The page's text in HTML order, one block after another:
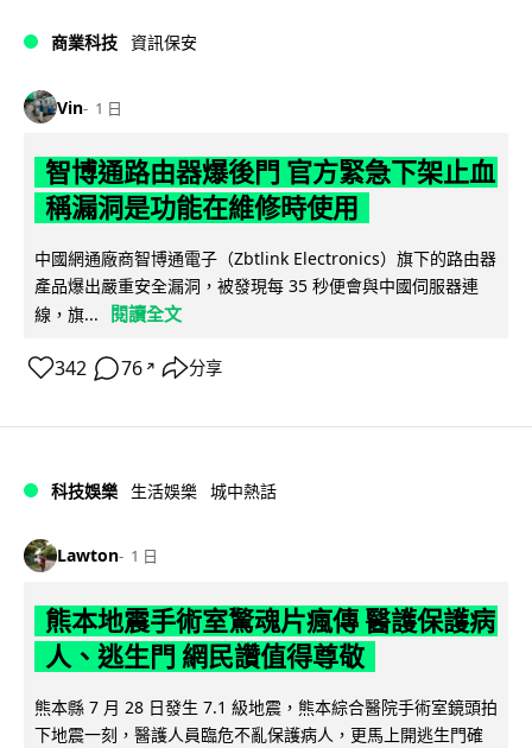
商業科技 資訊保安
Vin 1 日
智博通路由器爆後門 官方緊急下架止血
稱漏洞是功能在維修時使用
中國網通廠商智博通電子（Zbtlink Electronics）旗下的路由器
產品爆出嚴重安全漏洞，被發現每 35 秒便會與中國伺服器連
線，旗...
閱讀全文
342 76 ↗ 分享
科技娛樂 生活娛樂 城中熱話
Lawton 1 日
熊本地震手術室驚魂片瘋傳 醫護保護病
人、逃生門 網民讚值得尊敬
熊本縣 7 月 28 日發生 7.1 級地震，熊本綜合醫院手術室鏡頭拍
下地震一刻，醫護人員臨危不亂保護病人，更馬上開逃生門確